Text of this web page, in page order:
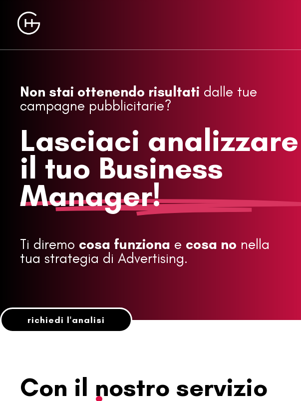
Non stai ottenendo risultati dalle tue
campagne pubblicitarie?
Lasciaci analizzare
il tuo Business
Manager!
Ti diremo cosa funziona e cosa no nella
tua strategia di Advertising.
richiedi l'analisi
Con il nostro servizio